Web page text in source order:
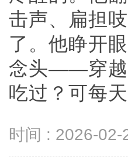
击声、扁担
了。他睁开
念头——穿越
吃过？可每
时间 : 2026-02-